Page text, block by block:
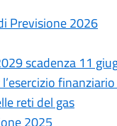
Previsione 2026
scadenza 11
reti del gas
2025